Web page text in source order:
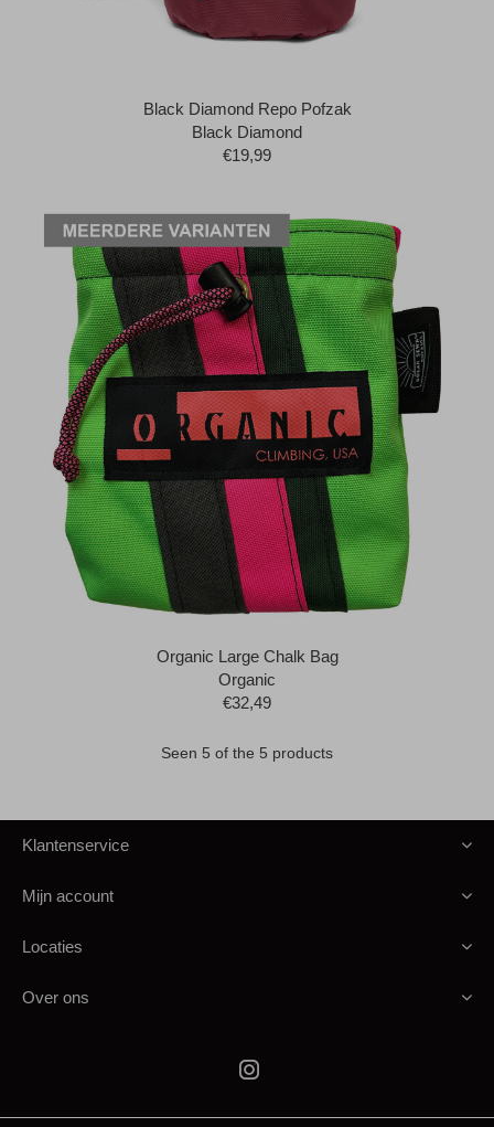
Black Diamond Repo Pofzak
Black Diamond
€19,99
Organic Large Chalk Bag
Organic
€32,49
Seen 5 of the 5 products
Klantenservice
Mijn account
Locaties
Over ons